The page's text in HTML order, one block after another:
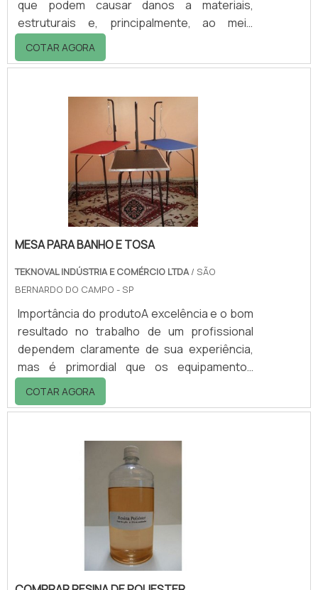
que podem causar danos a materiais,
estruturais e, principalmente, ao meio
ambiente, podendo oferecer incontáveis
riscos à saúde das pessoas que estão
funcionalidade desse tipo de serviçoPara
evitar transtornos, é de extrema importância
que seja contratada uma empresa
especialista no descarte de resíduos
químicos perigosos, pois, só assim é
possível garantir que estes elementos.
COTAR AGORA
MESA PARA BANHO E TOSA
TEKNOVAL INDÚSTRIA E COMÉRCIO LTDA/ SÃO
BERNARDO DO CAMPO - SP
Importância do produtoA excelência e o bom
resultado no trabalho de um profissional
dependem claramente de sua experiência,
mas é primordial que os equipamentos
disponibilizados tenham qualidade
assegurada por quem entende do mercado
adquirir uma mesa para banho e tosa de
qualidade e durável, que ofereça uma
estrutura excelente para os animais que
permanecerão ali.Vantagens da mesa para
banho e tosaA mesa de banho e tosa animal
possui características ben.
COTAR AGORA